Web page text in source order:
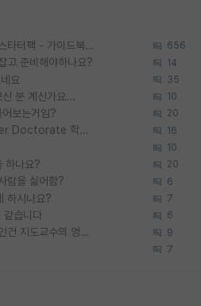
[무료] 2026 미국 대학원 유학 스타터팩 - 가이드북 & 합격자 컨택메일 템플릿 656
고 준비해야하나요? 14
요 35
분 계신가요... 10
보는거임? 20
우리나라도 학구 열풍보면 Higher Doctorate 학위가 필요하다고 봅니다. 16
10
하나요? 20
람을 싫어함? 6
하시나요? 7
같습니다 6
랩실 대학원생들 모두 능력 미달인건 지도교수의 영향 아닌가? 9
7